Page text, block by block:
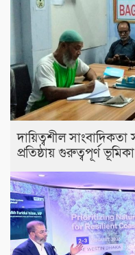
দায়িত্বশীল
প্রতিষ্ঠায় গুরুত্বপূর্ণ